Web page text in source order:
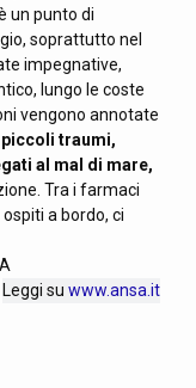
un punto di
soprattutto nel
impegnative,
lungo le coste
vengono annotate
piccoli traumi,
al mal di mare,
Tra i farmaci
a bordo, ci
Leggi su www.ansa.it